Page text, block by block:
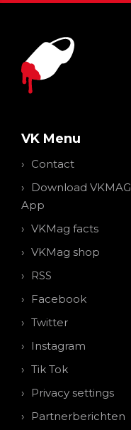
VK Menu
Contact
Download VKMAG
App
VKMag facts
VKMag shop
RSS
Facebook
Twitter
Instagram
Tik Tok
Privacy settings
Partnerberichten